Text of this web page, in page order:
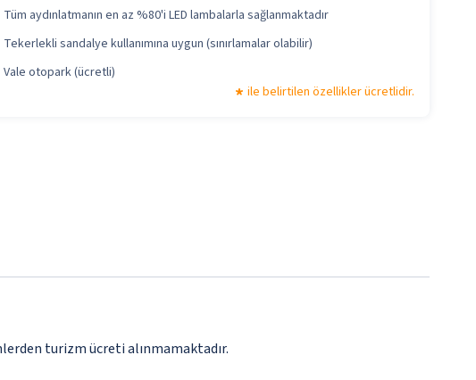
Tüm aydınlatmanın en az %80'i LED lambalarla sağlanmaktadır
Tekerlekli sandalye kullanımına uygun (sınırlamalar olabilir)
Vale otopark (ücretli)
ile belirtilen özellikler ücretlidir.
turizm ücreti alınmamaktadır.